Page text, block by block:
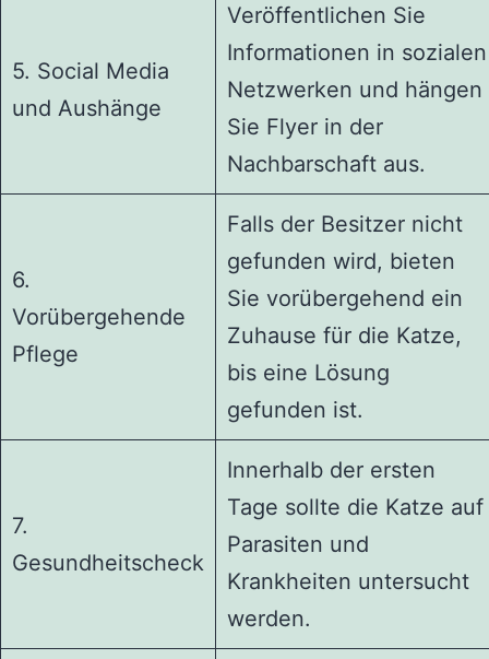
5. Social Media
und Aushänge
Veröffentlichen Sie
Informationen in sozialen
Netzwerken und hängen
Sie Flyer in der
Nachbarschaft aus.
6.
Vorübergehende
Pflege
Falls der Besitzer nicht
gefunden wird, bieten
Sie vorübergehend ein
Zuhause für die Katze,
bis eine Lösung
gefunden ist.
7.
Gesundheitscheck
Innerhalb der ersten
Tage sollte die Katze auf
Parasiten und
Krankheiten untersucht
werden.